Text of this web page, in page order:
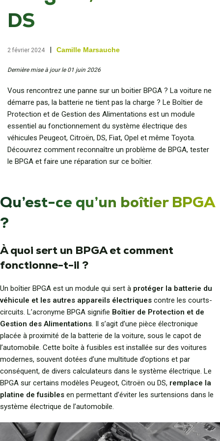
DS
2 février 2024 | Camille Marsauche
Dernière mise à jour le 01 juin 2026
Vous rencontrez une panne sur un boitier BPGA ? La voiture ne
démarre pas, la batterie ne tient pas la charge ? Le Boîtier de
Protection et de Gestion des Alimentations est un module
essentiel au fonctionnement du système électrique des
véhicules Peugeot, Citroën, DS, Fiat, Opel et même Toyota.
Découvrez comment reconnaître un problème de BPGA, tester
le BPGA et faire une réparation sur ce boîtier.
Qu’est-ce qu’un boîtier BPGA
?
À quoi sert un BPGA et comment
fonctionne-t-il ?
Un boîtier BPGA est un module qui sert à protéger la batterie du
véhicule et les autres appareils électriques contre les courts-
circuits. L’acronyme BPGA signifie Boîtier de Protection et de
Gestion des Alimentations. Il s’agit d’une pièce électronique
placée à proximité de la batterie de la voiture, sous le capot de
l’automobile. Cette boîte à fusibles est installée sur des voitures
modernes, souvent dotées d’une multitude d’options et par
conséquent, de divers calculateurs dans le système électrique. Le
BPGA sur certains modèles Peugeot, Citroën ou DS, remplace la
platine de fusibles en permettant d’éviter les surtensions dans le
système électrique de l’automobile.